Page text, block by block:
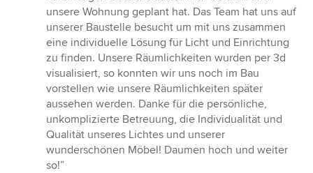
unsere Wohnung geplant hat. Das Team hat uns auf
unserer Baustelle besucht um mit uns zusammen
eine individuelle Lösung für Licht und Einrichtung
zu finden. Unsere Räumlichkeiten wurden per 3d
visualisiert, so konnten wir uns noch im Bau
vorstellen wie unsere Räumlichkeiten später
aussehen werden. Danke für die persönliche,
unkomplizierte Betreuung, die Individualität und
Qualität unseres Lichtes und unserer
wunderschönen Möbel! Daumen hoch und weiter
so!”